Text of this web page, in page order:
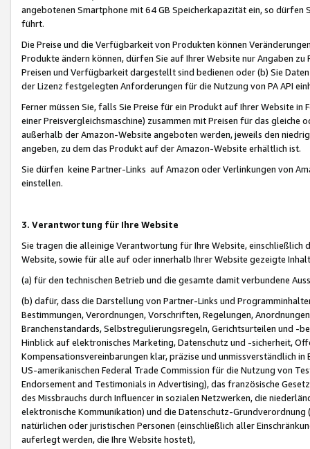
angebotenen Smartphone mit 64 GB Speicherkapazität ein, so dürfen
führt.
Die Preise und die Verfügbarkeit von Produkten können
Produkte ändern können, dürfen Sie auf Ihrer Website nur Angaben
Preisen und Verfügbarkeit dargestellt sind bedienen oder (b) Sie
der Lizenz festgelegten Anforderungen für die Nutzung von PA API
Ferner müssen Sie, falls Sie Preise für ein Produkt auf Ihrer Website
einer Preisvergleichsmaschine) zusammen mit Preisen für das
außerhalb der Amazon-Website angeboten werden, jeweils den
angeben, zu dem das Produkt auf der Amazon-Website erhältlich ist.
Sie dürfen keine Partner-Links auf Amazon oder Verlinkungen von
einstellen.
3. Verantwortung für Ihre Website
Sie tragen die alleinige Verantwortung für Ihre Website,
Website, sowie für alle auf oder innerhalb Ihrer Website gezeigte
(a) für den technischen Betrieb und die gesamte damit verbundene
(b) dafür, dass die Darstellung von Partner-Links und
Bestimmungen, Verordnungen, Vorschriften, Regelungen,
Branchenstandards, Selbstregulierungsregeln, Gerichtsurteilen und -
Hinblick auf elektronisches Marketing, Datenschutz und -sicherheit,
Kompensationsvereinbarungen klar, präzise und unmissverständlich
US-amerikanischen Federal Trade Commission für die Nutzung von
Endorsement and Testimonials in Advertising), das französische
des Missbrauchs durch Influencer in sozialen Netzwerken, die
elektronische Kommunikation) und die Datenschutz-
natürlichen oder juristischen Personen (einschließlich aller
auferlegt werden, die Ihre Website hostet),